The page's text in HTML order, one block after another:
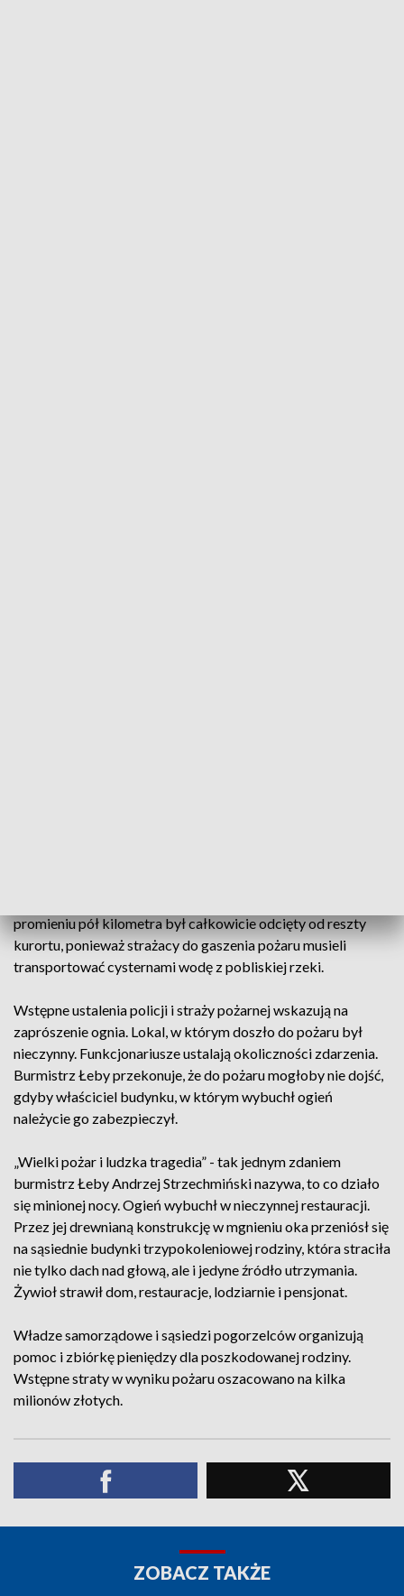
promieniu pół kilometra był całkowicie odcięty od reszty
kurortu, ponieważ strażacy do gaszenia pożaru musieli
transportować cysternami wodę z pobliskiej rzeki.
Wstępne ustalenia policji i straży pożarnej wskazują na
zaprószenie ognia. Lokal, w którym doszło do pożaru był
nieczynny. Funkcjonariusze ustalają okoliczności zdarzenia.
Burmistrz Łeby przekonuje, że do pożaru mogłoby nie dojść,
gdyby właściciel budynku, w którym wybuchł ogień
należycie go zabezpieczył.
„Wielki pożar i ludzka tragedia” - tak jednym zdaniem
burmistrz Łeby Andrzej Strzechmiński nazywa, to co działo
się minionej nocy. Ogień wybuchł w nieczynnej restauracji.
Przez jej drewnianą konstrukcję w mgnieniu oka przeniósł się
na sąsiednie budynki trzypokoleniowej rodziny, która straciła
nie tylko dach nad głową, ale i jedyne źródło utrzymania.
Żywioł strawił dom, restauracje, lodziarnie i pensjonat.
Władze samorządowe i sąsiedzi pogorzelców organizują
pomoc i zbiórkę pieniędzy dla poszkodowanej rodziny.
Wstępne straty w wyniku pożaru oszacowano na kilka
milionów złotych.
ZOBACZ TAKŻE